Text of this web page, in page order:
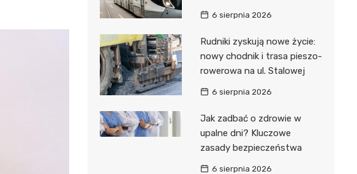
6 sierpnia 2026
Rudniki zyskują nowe życie:
nowy chodnik i trasa pieszo-
rowerowa na ul. Stalowej
6 sierpnia 2026
Jak zadbać o zdrowie w
upalne dni? Kluczowe
zasady bezpieczeństwa
6 sierpnia 2026